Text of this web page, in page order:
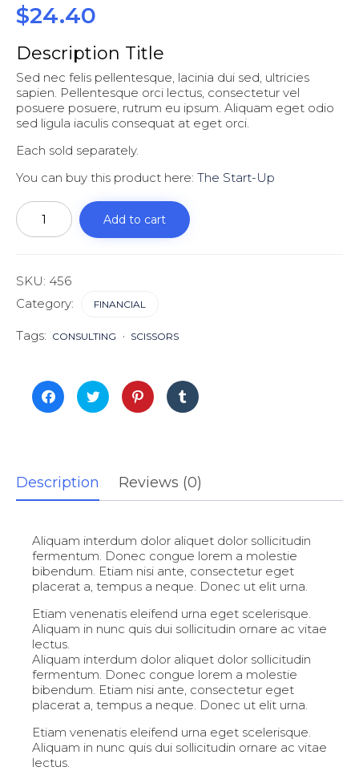
$24.40
Description Title
Sed nec felis pellentesque, lacinia dui sed, ultricies
sapien. Pellentesque orci lectus, consectetur vel
posuere posuere, rutrum eu ipsum. Aliquam eget odio
sed ligula iaculis consequat at eget orci.
Each sold separately.
You can buy this product here: The Start-Up
Up
to
quantity
Add to cart
SKU: 456
Category:
FINANCIAL
Tags: CONSULTING SCISSORS
Cliquez
pour
partager
fenêtre)
Cliquez
pour
partager
fenêtre)
Cliquez
pour
partager
fenêtre)
Cliquez
pour
partager
fenêtre)
Description Reviews (0)
Aliquam interdum dolor aliquet dolor sollicitudin
fermentum. Donec congue lorem a molestie
bibendum. Etiam nisi ante, consectetur eget
placerat a, tempus a neque. Donec ut elit urna.
Etiam venenatis eleifend urna eget scelerisque.
Aliquam in nunc quis dui sollicitudin ornare ac vitae
lectus.
Aliquam interdum dolor aliquet dolor sollicitudin
fermentum. Donec congue lorem a molestie
bibendum. Etiam nisi ante, consectetur eget
placerat a, tempus a neque. Donec ut elit urna.
Etiam venenatis eleifend urna eget scelerisque.
Aliquam in nunc quis dui sollicitudin ornare ac vitae
lectus.